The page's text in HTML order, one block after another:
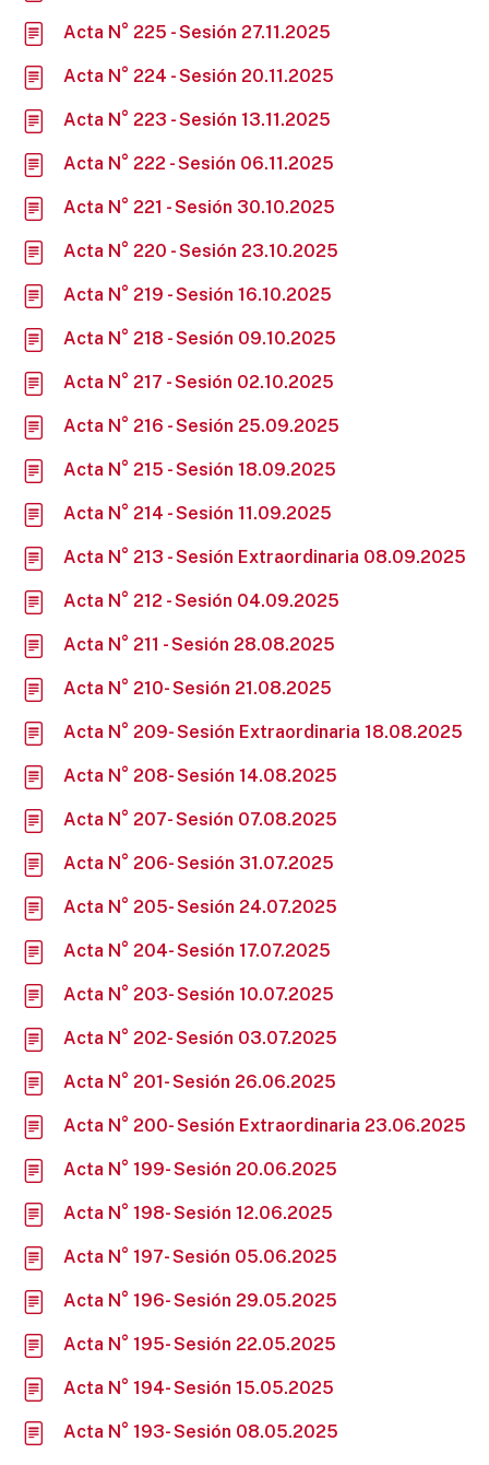
Acta N° 225 - Sesión 27.11.2025
Acta N° 224 - Sesión 20.11.2025
Acta N° 223 - Sesión 13.11.2025
Acta N° 222 - Sesión 06.11.2025
Acta N° 221 - Sesión 30.10.2025
Acta N° 220 - Sesión 23.10.2025
Acta N° 219 - Sesión 16.10.2025
Acta N° 218 - Sesión 09.10.2025
Acta N° 217 - Sesión 02.10.2025
Acta N° 216 - Sesión 25.09.2025
Acta N° 215 - Sesión 18.09.2025
Acta N° 214 - Sesión 11.09.2025
Acta N° 213 - Sesión Extraordinaria 08.09.2025
Acta N° 212 - Sesión 04.09.2025
Acta N° 211 - Sesión 28.08.2025
Acta N° 210- Sesión 21.08.2025
Acta N° 209- Sesión Extraordinaria 18.08.2025
Acta N° 208- Sesión 14.08.2025
Acta N° 207- Sesión 07.08.2025
Acta N° 206- Sesión 31.07.2025
Acta N° 205- Sesión 24.07.2025
Acta N° 204- Sesión 17.07.2025
Acta N° 203- Sesión 10.07.2025
Acta N° 202- Sesión 03.07.2025
Acta N° 201- Sesión 26.06.2025
Acta N° 200- Sesión Extraordinaria 23.06.2025
Acta N° 199- Sesión 20.06.2025
Acta N° 198- Sesión 12.06.2025
Acta N° 197- Sesión 05.06.2025
Acta N° 196- Sesión 29.05.2025
Acta N° 195- Sesión 22.05.2025
Acta N° 194- Sesión 15.05.2025
Acta N° 193- Sesión 08.05.2025